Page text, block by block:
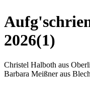
2026(1)
Christel Halboth aus
Barbara Meißner aus